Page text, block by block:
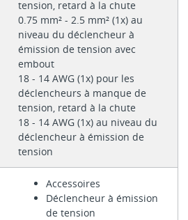
tension, retard à la chute
0.75 mm² - 2.5 mm² (1x) au
niveau du déclencheur à
émission de tension avec
embout
18 - 14 AWG (1x) pour les
déclencheurs à manque de
tension, retard à la chute
18 - 14 AWG (1x) au niveau du
déclencheur à émission de
tension
Accessoires
Déclencheur à émission
de tension